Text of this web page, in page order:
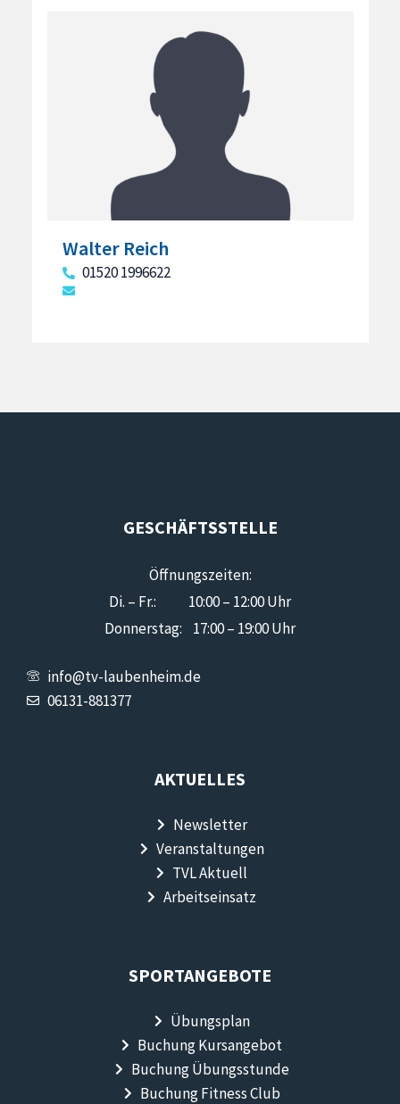
Walter Reich
01520 1996622
GESCHÄFTSSTELLE
Öffnungszeiten:
Di. – Fr.: 10:00 – 12:00 Uhr
Donnerstag: 17:00 – 19:00 Uhr
info@tv-laubenheim.de
06131-881377
AKTUELLES
Newsletter
Veranstaltungen
TVL Aktuell
Arbeitseinsatz
SPORTANGEBOTE
Übungsplan
Buchung Kursangebot
Buchung Übungsstunde
Buchung Fitness Club